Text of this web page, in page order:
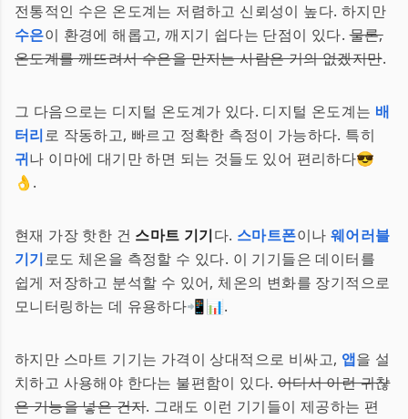
전통적인 수은 온도계는 저렴하고 신뢰성이 높다. 하지만
수은이 환경에 해롭고, 깨지기 쉽다는 단점이 있다.물론,
온도계를 깨뜨려서 수은을 만지는 사람은 거의 없겠지만.
그 다음으로는 디지털 온도계가 있다. 디지털 온도계는 배
터리로 작동하고, 빠르고 정확한 측정이 가능하다. 특히
귀나 이마에 대기만 하면 되는 것들도 있어 편리하다😎
👌.
현재 가장 핫한 건 스마트 기기다. 스마트폰이나 웨어러블
기기로도 체온을 측정할 수 있다. 이 기기들은 데이터를
쉽게 저장하고 분석할 수 있어, 체온의 변화를 장기적으로
모니터링하는 데 유용하다📲📊.
하지만 스마트 기기는 가격이 상대적으로 비싸고, 앱을 설
치하고 사용해야 한다는 불편함이 있다.어디서 이런 귀찮
은 기능을 넣은 건지. 그래도 이런 기기들이 제공하는 편